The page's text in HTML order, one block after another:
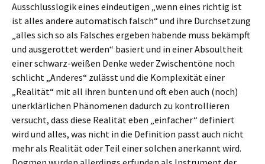
Ausschlusslogik eines eindeutigen „wenn eines richtig ist
ist alles andere automatisch falsch“ und ihre Durchsetzung
„alles sich so als Falsches ergeben habende muss bekämpft
und ausgerottet werden“ basiert und in einer Absoultheit
einer schwarz-weißen Denke weder Zwischentöne noch
schlicht „Anderes“ zulässt und die Komplexität einer
„Realität“ mit all ihren bunten und oft eben auch (noch)
unerklärlichen Phänomenen dadurch zu kontrollieren
versucht, dass diese Realität eben „einfacher“ definiert
wird und alles, was nicht in die Definition passt auch nicht
mehr als Realität oder Teil einer solchen anerkannt wird.